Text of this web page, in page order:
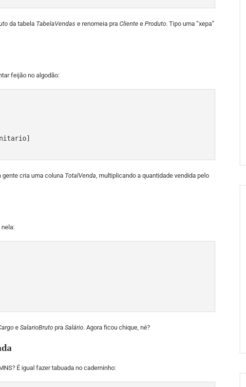
da tabela TabelaVendas e renomeia pra Cliente e Produto. Tipo uma “xepa”
feijão no algodão:
gente cria uma coluna TotalVenda, multiplicando a quantidade vendida pelo
nela:
e SalarioBruto pra Salário. Agora ficou chique, né?
É igual fazer tabuada no caderninho: